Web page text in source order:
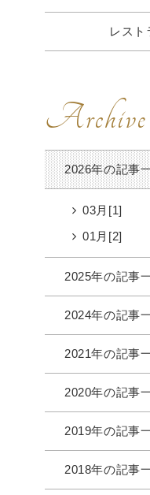
レスト
Archive
2026年の記事
03月[1]
01月[2]
2025年の記事
2024年の記事
2021年の記事
2020年の記事
2019年の記事
2018年の記事